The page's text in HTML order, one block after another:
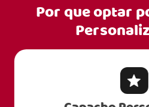
Por que optar